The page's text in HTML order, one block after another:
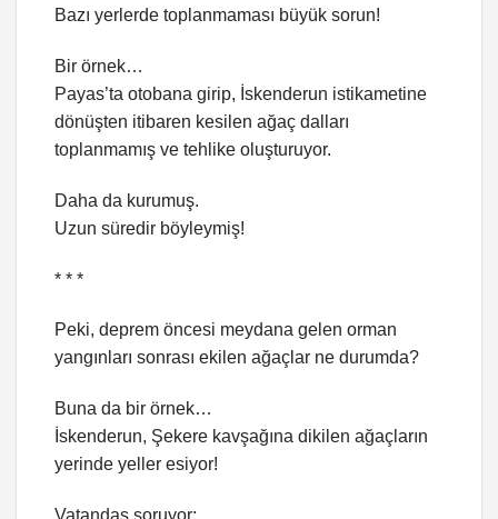
Bazı yerlerde toplanmaması büyük sorun!
Bir örnek…
Payas’ta otobana girip, İskenderun istikametine
dönüşten itibaren kesilen ağaç dalları
toplanmamış ve tehlike oluşturuyor.
Daha da kurumuş.
Uzun süredir böyleymiş!
* * *
Peki, deprem öncesi meydana gelen orman
yangınları sonrası ekilen ağaçlar ne durumda?
Buna da bir örnek…
İskenderun, Şekere kavşağına dikilen ağaçların
yerinde yeller esiyor!
Vatandaş soruyor: